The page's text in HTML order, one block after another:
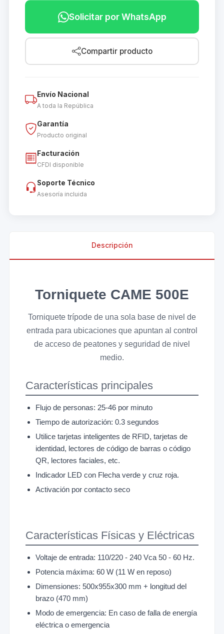
Solicitar por WhatsApp
Compartir producto
Envío Nacional
A toda la República
Garantía
Producto original
Facturación
CFDI disponible
Soporte Técnico
Asesoría incluida
Descripción
Torniquete CAME 500E
Torniquete trípode de una sola base de nivel de
entrada para ubicaciones que apuntan al control
de acceso de peatones y seguridad de nivel
medio.
Características principales
Flujo de personas: 25-46 por minuto
Tiempo de autorización: 0.3 segundos
Utilice tarjetas inteligentes de RFID, tarjetas de
identidad, lectores de código de barras o código
QR, lectores faciales, etc.
Indicador LED con Flecha verde y cruz roja.
Activación por contacto seco
Características Físicas y Eléctricas
Voltaje de entrada: 110/220 - 240 Vca 50 - 60 Hz.
Potencia máxima: 60 W (11 W en reposo)
Dimensiones: 500x955x300 mm + longitud del
brazo (470 mm)
Modo de emergencia: En caso de falla de energía
eléctrica o emergencia